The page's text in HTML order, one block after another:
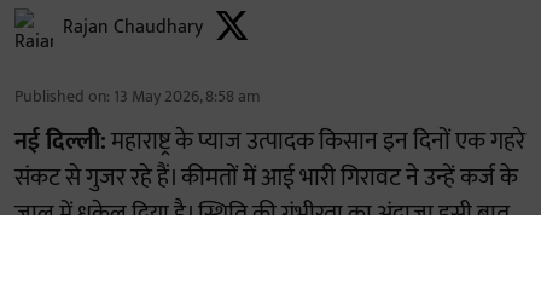
Rajan Chaudhary
Published on: 13 May 2026, 8:58 am
नई दिल्ली:महाराष्ट्र के प्याज उत्पादक किसान इन दिनों एक गहरे
संकट से गुजर रहे हैं। कीमतों में आई भारी गिरावट ने उन्हें कर्ज के
जाल में धकेल दिया है। स्थिति की गंभीरता का अंदाजा इसी बात